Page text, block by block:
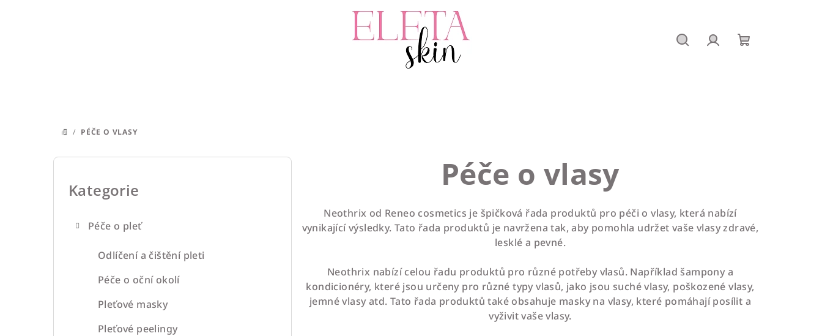
DOMŮ
/ PÉČE O VLASY
P
Přeskočit
kategorie
Kategorie
Péče o pleť
Odlíčení a čištění pleti
Péče o oční okolí
Pleťové masky
Pleťové peelingy
Péče o vlasy
Neothrix od Reneo cosmetics je špičková řada produktů pro péči o vlasy, která nabízí
vynikající výsledky. Tato řada produktů je navržena tak, aby pomohla udržet vaše vlasy zdravé,
lesklé a pevné.
Neothrix nabízí celou řadu produktů pro různé potřeby vlasů. Například šampony a
kondicionéry, které jsou určeny pro různé typy vlasů, jako jsou suché vlasy, poškozené vlasy,
jemné vlasy atd. Tato řada produktů také obsahuje masky na vlasy, které pomáhají posílit a
vyživit vaše vlasy.